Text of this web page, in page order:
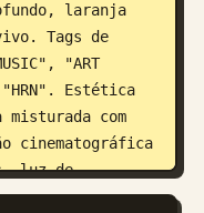
laranja
Tags de
"ART
Estética
com
cinematográfica
luz de
em 4K HDR,